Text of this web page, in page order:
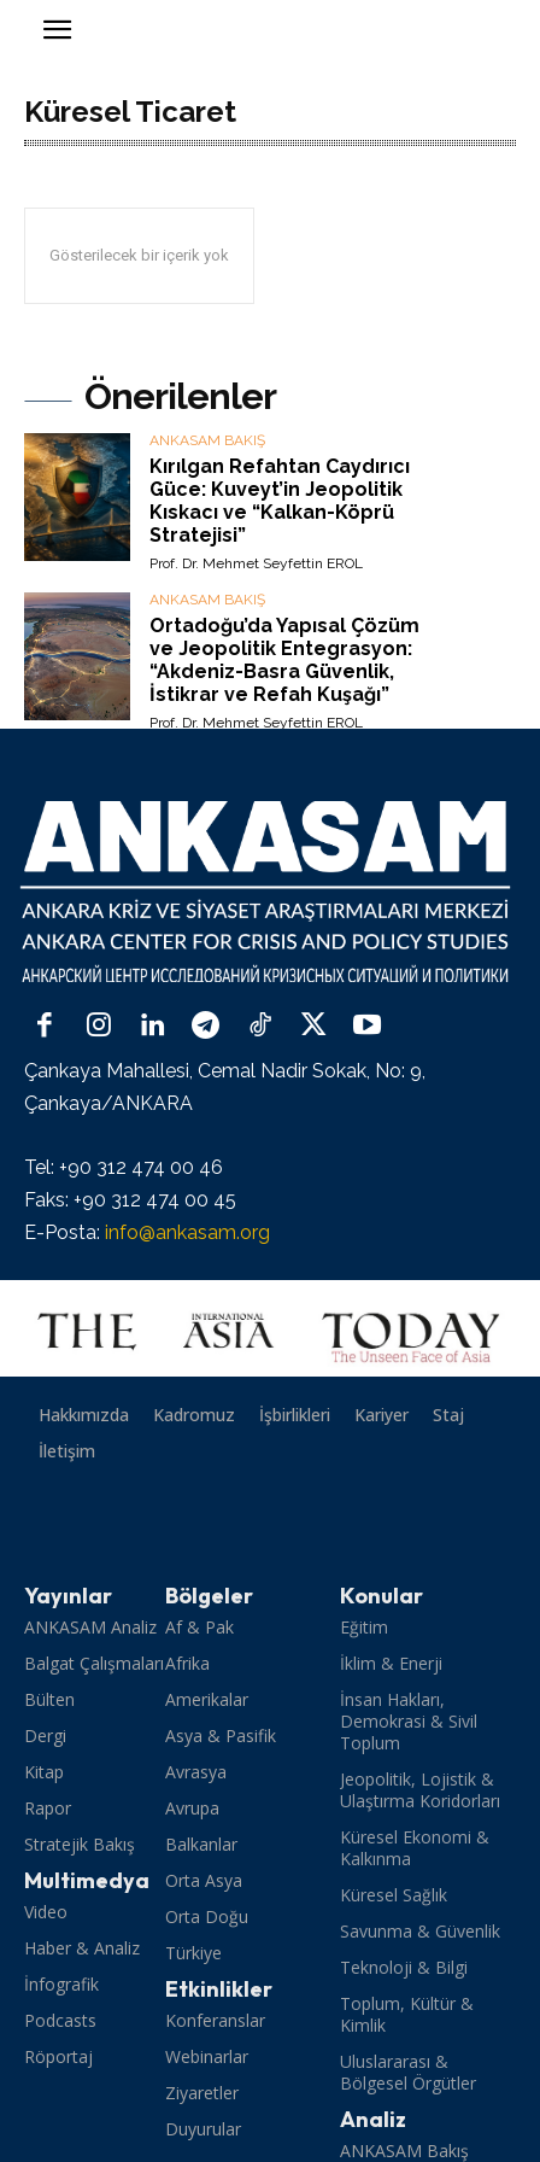
Küresel Ticaret
Gösterilecek bir içerik yok
Önerilenler
ANKASAM BAKIŞ
Kırılgan Refahtan Caydırıcı
Güce: Kuveyt’in Jeopolitik
Kıskacı ve “Kalkan-Köprü
Stratejisi”
Prof. Dr. Mehmet Seyfettin EROL
ANKASAM BAKIŞ
Ortadoğu’da Yapısal Çözüm
ve Jeopolitik Entegrasyon:
“Akdeniz-Basra Güvenlik,
İstikrar ve Refah Kuşağı”
Prof. Dr. Mehmet Seyfettin EROL
Çankaya Mahallesi, Cemal Nadir Sokak, No: 9,
Çankaya/ANKARA
Tel: +90 312 474 00 46
Faks: +90 312 474 00 45
E-Posta: info@ankasam.org
Hakkımızda Kadromuz İşbirlikleri Kariyer
Staj
İletişim
Yayınlar
ANKASAM Analiz
Balgat Çalışmaları
Bülten
Dergi
Kitap
Rapor
Stratejik Bakış
Multimedya
Video
Haber & Analiz
İnfografik
Podcasts
Röportaj
Bölgeler
Af & Pak
Afrika
Amerikalar
Asya & Pasifik
Avrasya
Avrupa
Balkanlar
Orta Asya
Orta Doğu
Türkiye
Etkinlikler
Konferanslar
Webinarlar
Ziyaretler
Duyurular
Konular
Eğitim
İklim & Enerji
İnsan Hakları,
Demokrasi & Sivil
Toplum
Jeopolitik, Lojistik &
Ulaştırma Koridorları
Küresel Ekonomi &
Kalkınma
Küresel Sağlık
Savunma & Güvenlik
Teknoloji & Bilgi
Toplum, Kültür &
Kimlik
Uluslararası &
Bölgesel Örgütler
Analiz
ANKASAM Bakış